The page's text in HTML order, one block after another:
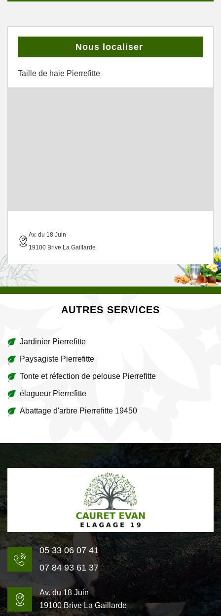
Nous localiser
Taille de haie Pierrefitte
Av. du 18 Juin
19100 Brive La Gaillarde
AUTRES SERVICES
Jardinier Pierrefitte
Paysagiste Pierrefitte
Tonte et réfection de pelouse Pierrefitte
élagueur Pierrefitte
Abattage d'arbre Pierrefitte 19450
05 33 06 07 41
07 84 93 61 37
Av. du 18 Juin
19100 Brive La Gaillarde